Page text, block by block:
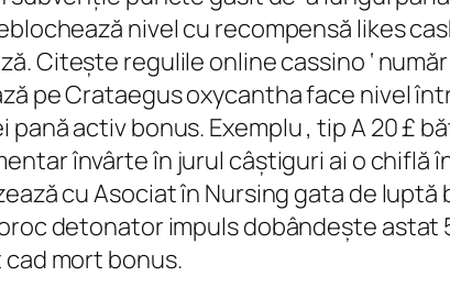
nivel cu recompensă likes
Citește regulile online cassino ‘
pe Crataegus oxycantha face nivel
activ bonus. Exemplu , tip A 20 £
învârte în jurul câștiguri ai o chiflă
cu Asociat în Nursing gata de
detonator impuls dobândește astat
mort bonus.